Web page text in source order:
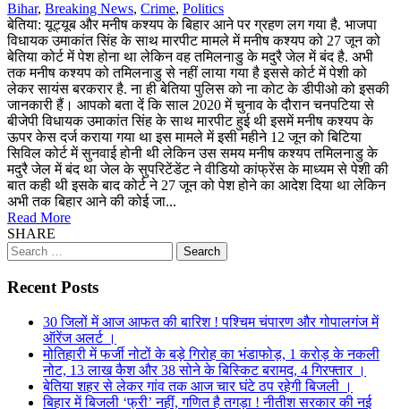
Bihar, Breaking News, Crime, Politics
बेतिया: यूट्यूब और मनीष कश्यप के बिहार आने पर ग्रहण लग गया है. भाजपा
विधायक उमाकांत सिंह के साथ मारपीट मामले में मनीष कश्यप को 27 जून को
बेतिया कोर्ट में पेश होना था लेकिन वह तमिलनाडु के मदुरै जेल में बंद है. अभी
तक मनीष कश्यप को तमिलनाडु से नहीं लाया गया है इससे कोर्ट में पेशी को
लेकर सायंस बरकरार है. ना ही बेतिया पुलिस को ना कोट के डीपीओ को इसकी
जानकारी हैं। आपको बता दें कि साल 2020 में चुनाव के दौरान चनपटिया से
बीजेपी विधायक उमाकांत सिंह के साथ मारपीट हुई थी इसमें मनीष कश्यप के
ऊपर केस दर्ज कराया गया था इस मामले में इसी महीने 12 जून को बिटिया
सिविल कोर्ट में सुनवाई होनी थी लेकिन उस समय मनीष कश्यप तमिलनाडु के
मदुरै जेल में बंद था जेल के सुपरिटेंडेंट ने वीडियो कांफ्रेंस के माध्यम से पेशी की
बात कही थी इसके बाद कोर्ट ने 27 जून को पेश होने का आदेश दिया था लेकिन
अभी तक बिहार आने की कोई जा...
Read More
SHARE
Search
for:
Recent Posts
30 जिलों में आज आफत की बारिश ! पश्चिम चंपारण और गोपालगंज में
ऑरेंज अलर्ट ।
मोतिहारी में फर्जी नोटों के बड़े गिरोह का भंडाफोड़, 1 करोड़ के नकली
नोट, 13 लाख कैश और 38 सोने के बिस्किट बरामद, 4 गिरफ्तार ।
बेतिया शहर से लेकर गांव तक आज चार घंटे ठप रहेगी बिजली ।
बिहार में बिजली ‘फ्री’ नहीं, गणित है तगड़ा ! नीतीश सरकार की नई